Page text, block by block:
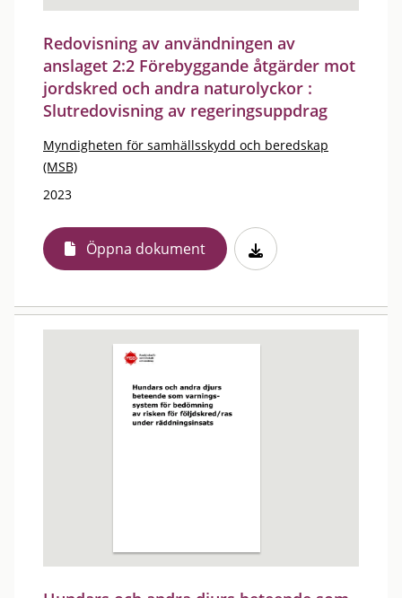
Redovisning av användningen av
anslaget 2:2 Förebyggande åtgärder mot
jordskred och andra naturolyckor :
Slutredovisning av regeringsuppdrag
Myndigheten för samhällsskydd och beredskap
(MSB)
2023
Öppna dokument